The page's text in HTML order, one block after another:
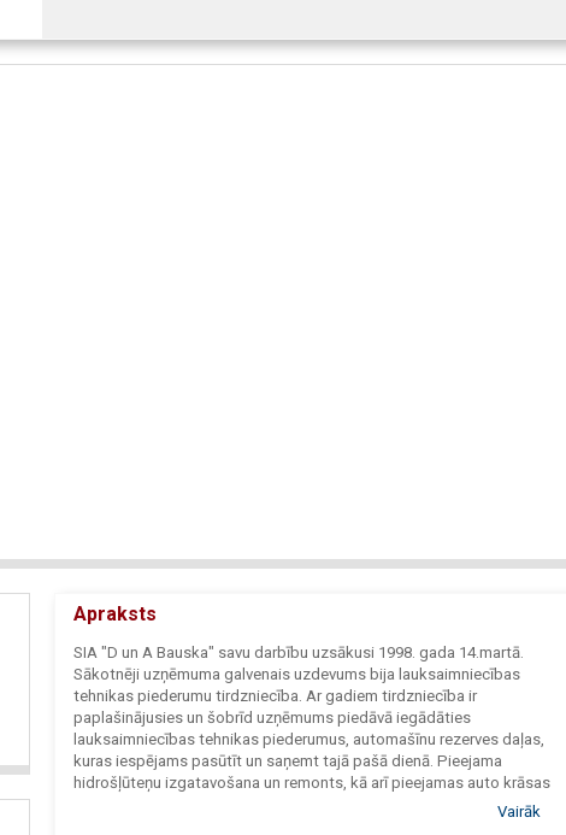
Apraksts
SIA "D un A Bauska" savu darbību uzsākusi 1998. gada 14.martā.
Sākotnēji uzņēmuma galvenais uzdevums bija lauksaimniecības
tehnikas piederumu tirdzniecība. Ar gadiem tirdzniecība ir
paplašinājusies un šobrīd uzņēmums piedāvā iegādāties
lauksaimniecības tehnikas piederumus, automašīnu rezerves daļas,
kuras iespējams pasūtīt un saņemt tajā pašā dienā. Pieejama
hidrošļūteņu izgatavošana un remonts, kā arī pieejamas auto krāsas
gatavas aerosolos, gan arī iespējams uzjaukt pēc automašīnasVairāk